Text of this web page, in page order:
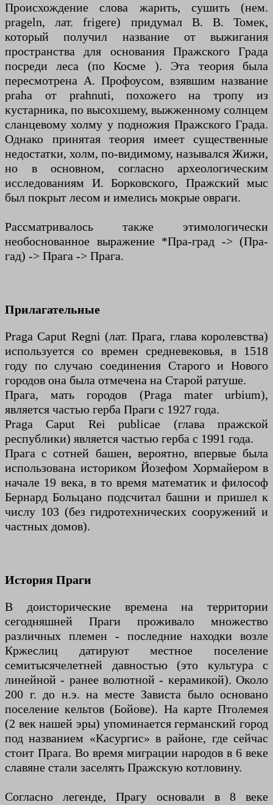
Происхождение слова жарить, сушить (нем.
prageln, лат. frigere) придумал В. В. Томек,
который получил название от выжигания
пространства для основания Пражского Града
посреди леса (по Косме ). Эта теория была
пересмотрена А. Профоусом, взявшим название
praha от prahnuti, похожего на тропу из
кустарника, по высохшему, выжженному солнцем
сланцевому холму у подножия Пражского Града.
Однако принятая теория имеет существенные
недостатки, холм, по-видимому, назывался Жижи,
но в основном, согласно археологическим
исследованиям И. Борковского, Пражский мыс
был покрыт лесом и имелись мокрые овраги.
Рассматривалось также этимологически
необоснованное выражение *Пра-град -> (Пра-
гад) -> Прага -> Прага.
Прилагательные
Praga Caput Regni (лат. Прага, глава королевства)
используется со времен средневековья, в 1518
году по случаю соединения Старого и Нового
городов она была отмечена на Старой ратуше.
Прага, мать городов (Praga mater urbium),
является частью герба Праги с 1927 года.
Praga Caput Rei publicae (глава пражской
республики) является частью герба с 1991 года.
Прага с сотней башен, вероятно, впервые была
использована историком Йозефом Хормайером в
начале 19 века, в то время математик и философ
Бернард Больцано подсчитал башни и пришел к
числу 103 (без гидротехнических сооружений и
частных домов).
История Праги
В доисторические времена на территории
сегодняшней Праги проживало множество
различных племен - последние находки возле
Кржеслиц датируют местное поселение
семитысячелетней давностью (это культура с
линейной - ранее волютной - керамикой). Около
200 г. до н.э. на месте Зависта было основано
поселение кельтов (Бойове). На карте Птолемея
(2 век нашей эры) упоминается германский город
под названием «Касургис» в районе, где сейчас
стоит Прага. Во время миграции народов в 6 веке
славяне стали заселять Пражскую котловину.
Согласно легенде, Прагу основали в 8 веке